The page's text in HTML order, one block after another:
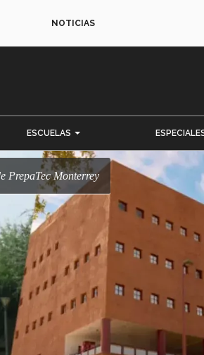
NOTICIAS
ESCUELAS
PrepaTec Monterrey